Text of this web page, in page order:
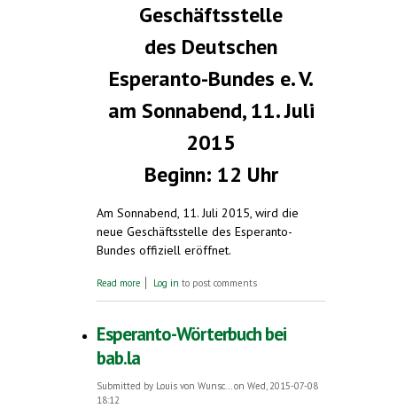
Geschäftsstelle
des Deutschen
Esperanto-Bundes e. V.
am Sonnabend, 11. Juli
2015
Beginn: 12 Uhr
Am Sonnabend, 11. Juli 2015, wird die
neue Geschäftsstelle des Esperanto-
Bundes offiziell eröffnet.
Read more about Neu in Berlin: Der Esperanto-Laden
Log in to post comments
Esperanto-Wörterbuch bei
bab.la
Submitted by Louis von Wunsc...on Wed, 2015-07-08
18:12